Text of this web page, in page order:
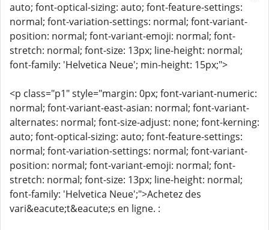
auto; font-optical-sizing: auto; font-feature-settings:
normal; font-variation-settings: normal; font-variant-
position: normal; font-variant-emoji: normal; font-
stretch: normal; font-size: 13px; line-height: normal;
font-family: 'Helvetica Neue'; min-height: 15px;">
<p class="p1" style="margin: 0px; font-variant-numeric:
normal; font-variant-east-asian: normal; font-variant-
alternates: normal; font-size-adjust: none; font-kerning:
auto; font-optical-sizing: auto; font-feature-settings:
normal; font-variation-settings: normal; font-variant-
position: normal; font-variant-emoji: normal; font-
stretch: normal; font-size: 13px; line-height: normal;
font-family: 'Helvetica Neue';">Achetez des
vari&eacute;t&eacute;s en ligne. :